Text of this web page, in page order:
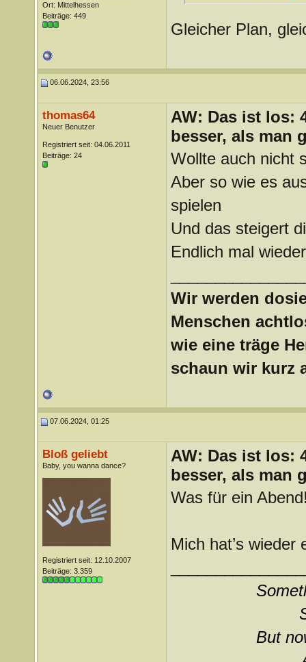
Ort: Mittelhessen
Beiträge: 449
Gleicher Plan,
06.06.2024, 23:56
thomas64
Neuer Benutzer
Registriert seit: 04.06.2011
Beiträge: 24
AW: Das ist los:
besser, als man
Wollte auch nicht
Aber so wie es
spielen
Und das steigert
Endlich mal
Wir werden
Menschen
wie eine träge
schaun wir kurz
07.06.2024, 01:25
Bloß geliebt
Baby, you wanna dance?
Registriert seit: 12.10.2007
Beiträge: 3.359
AW: Das ist los:
besser, als man
Was für ein
Mich hat’s
But